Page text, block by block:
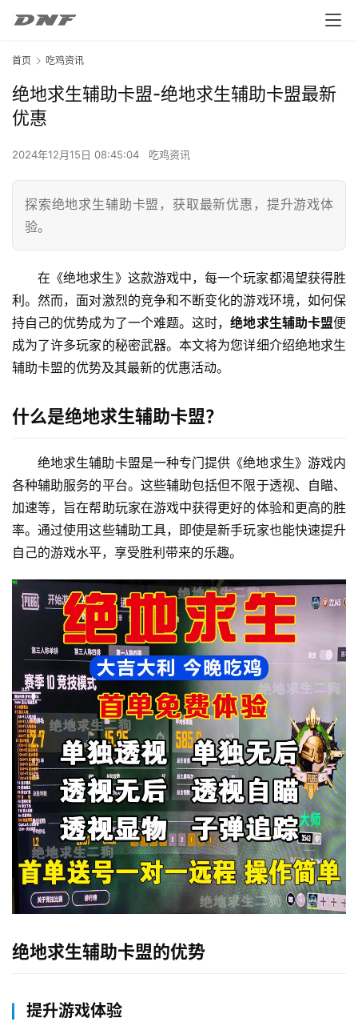
首页 吃鸡资讯
绝地求生辅助卡盟-绝地求生辅助卡盟最新
优惠
2024年12月15日 08:45:04 吃鸡资讯
探索绝地求生辅助卡盟，获取最新优惠，提升游戏体
验。
在《绝地求生》这款游戏中，每一个玩家都渴望获得胜
利。然而，面对激烈的竞争和不断变化的游戏环境，如何保
持自己的优势成为了一个难题。这时，绝地求生辅助卡盟便
成为了许多玩家的秘密武器。本文将为您详细介绍绝地求生
辅助卡盟的优势及其最新的优惠活动。
什么是绝地求生辅助卡盟？
绝地求生辅助卡盟是一种专门提供《绝地求生》游戏内
各种辅助服务的平台。这些辅助包括但不限于透视、自瞄、
加速等，旨在帮助玩家在游戏中获得更好的体验和更高的胜
率。通过使用这些辅助工具，即使是新手玩家也能快速提升
自己的游戏水平，享受胜利带来的乐趣。
绝地求生辅助卡盟的优势
提升游戏体验